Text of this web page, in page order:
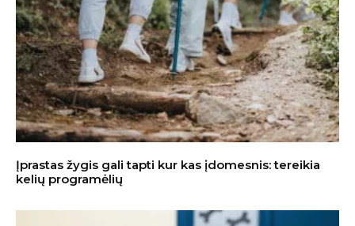
Įprastas žygis gali tapti kur kas įdomesnis: tereikia
kelių programėlių